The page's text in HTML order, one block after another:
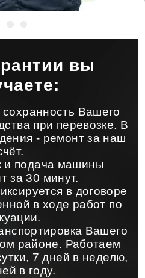
вы
Вашего
при перевозке. В
- ремонт за наш
и подача машины
за 30 минут.
в договоре
в ходе работ по
Вашего
районе. Работаем
7 дней в неделю,
в году.